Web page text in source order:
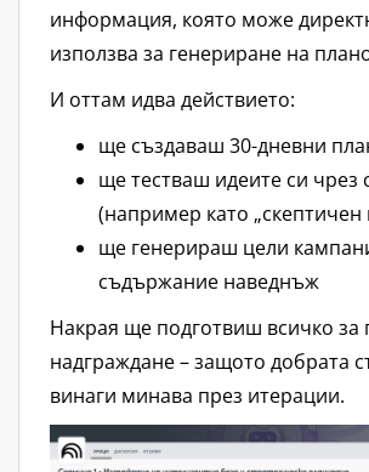
информация, която може
използва за генериране на
И оттам идва действието:
ще създаваш 30-дневни
ще тестваш идеите си чрез
(например като „скептичен
ще генерираш цели
съдържание наведнъж
Накрая ще подготвиш всичко за
надграждане – защото добрата
винаги минава през итерации.